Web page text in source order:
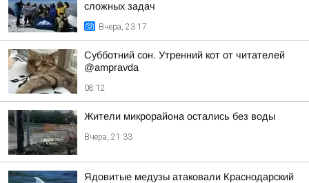
сложных задач
Вчера, 23:17
Субботний сон. Утренний кот от читателей
@ampravda
08:12
Жители микрорайона остались без воды
Вчера, 21:33
Ядовитые медузы атаковали Краснодарский